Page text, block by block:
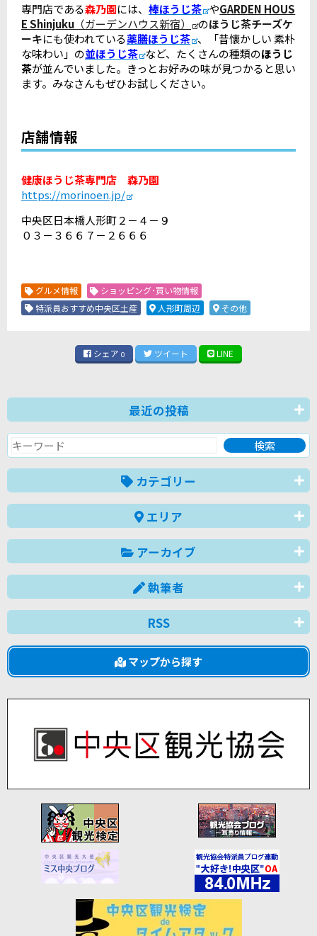
専門店である森乃園には、 棒ほうじ茶 やGARDEN HOUS
E Shinjuku （ガーデンハウス新宿） のほうじ茶チーズケ
ーキにも使われている薬膳ほうじ茶 、「昔懐かしい 素朴
な味わい」の並ほうじ茶 など、たくさんの種類のほうじ
茶が並んでいました。きっとお好みの味が見つかると思い
ます。みなさんもぜひお試しください。
店舗情報
健康ほうじ茶専門店 森乃園
https://morinoen.jp/
中央区日本橋人形町２－４－９
０３－３６６７－２６６６
グルメ情報
ショッピング･買い物情報
特派員おすすめ中央区土産
人形町周辺 その他
シェア 0 ツイート LINE
最近の投稿
カテゴリー
エリア
アーカイブ
執筆者
RSS
マップから探す